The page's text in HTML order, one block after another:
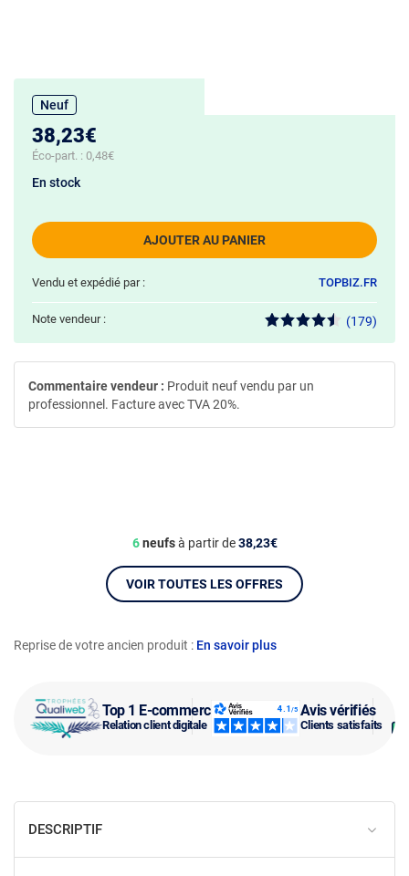
Top 1 E-commerce
Relation client digitale
Avis vérifiés
Clients satisfaits
Reprise de votre ancien produit : En savoir plus
Neuf
38,23€
Éco-part. : 0,48€
AJOUTER AU PANIER
En stock
Vendu et expédié par : TOPBIZ.FR
Note vendeur : (179)
6neufsà partir de38,23€
VOIR TOUTES LES OFFRES
Commentaire vendeur : Produit neuf vendu par un
professionnel. Facture avec TVA 20%.
DESCRIPTIF